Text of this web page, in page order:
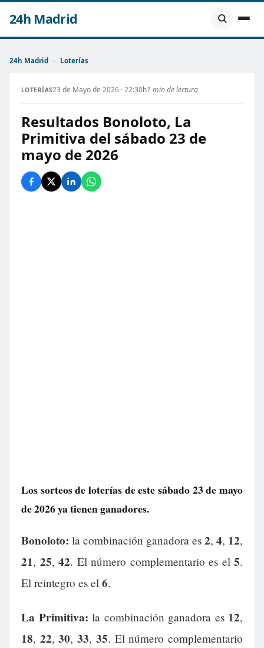
24h Madrid
24h Madrid › Loterías
LOTERÍAS23 de Mayo de 2026 · 22:30h1 min de lectura
Resultados Bonoloto, La
Primitiva del sábado 23 de
mayo de 2026
Los sorteos de loterías de este sábado 23 de mayo
de 2026 ya tienen ganadores.
Bonoloto: la combinación ganadora es 2, 4, 12,
21, 25, 42. El número complementario es el 5.
El reintegro es el 6.
La Primitiva: la combinación ganadora es 12,
18, 22,30,33, 35. El número complementario